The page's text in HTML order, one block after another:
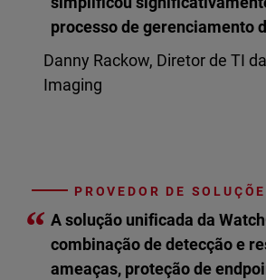
processo de gerenciamento
Danny Rackow, Diretor de TI
Imaging
PROVEDOR DE
“ A solução unificada da
combinação de detecção e
ameaças, proteção de